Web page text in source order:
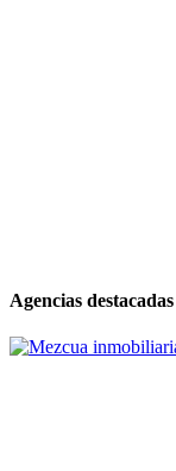
Agencias destacadas